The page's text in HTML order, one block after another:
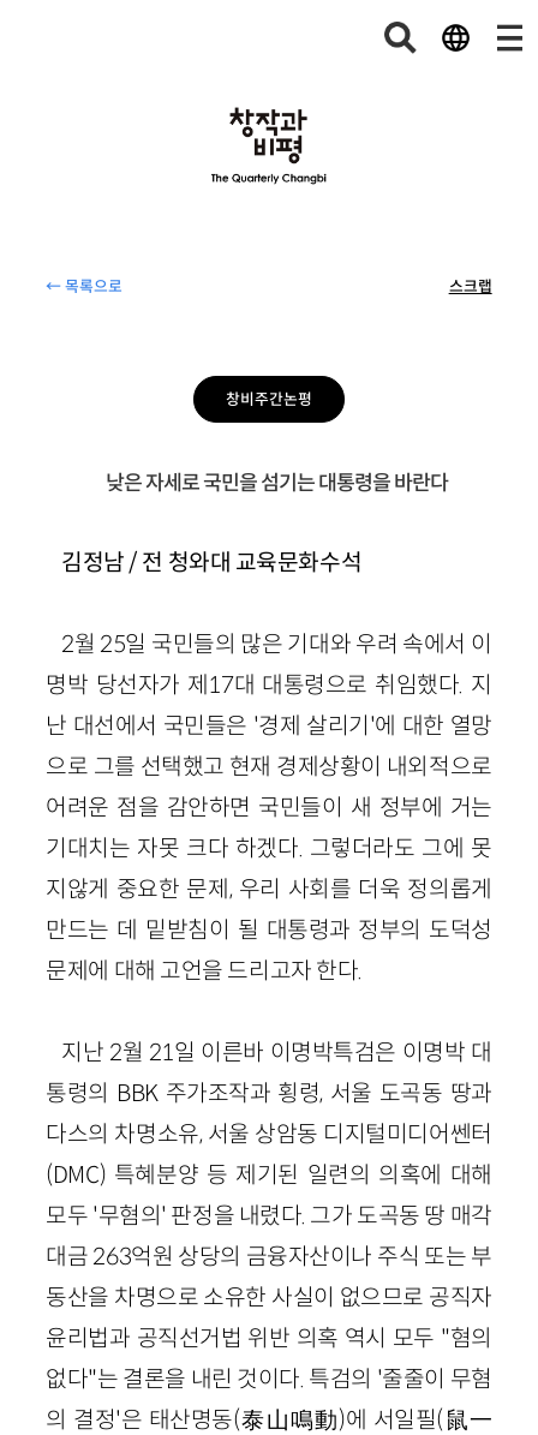
← 목록으로 스크랩
창비주간논평
낮은 자세로 국민을 섬기는 대통령을 바란다
김정남 / 전 청와대 교육문화수석
2월 25일 국민들의 많은 기대와 우려 속에서 이
명박 당선자가 제17대 대통령으로 취임했다. 지
난 대선에서 국민들은 '경제 살리기'에 대한 열망
으로 그를 선택했고 현재 경제상황이 내외적으로
어려운 점을 감안하면 국민들이 새 정부에 거는
기대치는 자못 크다 하겠다. 그렇더라도 그에 못
지않게 중요한 문제, 우리 사회를 더욱 정의롭게
만드는 데 밑받침이 될 대통령과 정부의 도덕성
문제에 대해 고언을 드리고자 한다.
지난 2월 21일 이른바 이명박특검은 이명박 대
통령의 BBK 주가조작과 횡령, 서울 도곡동 땅과
다스의 차명소유, 서울 상암동 디지털미디어쎈터
(DMC) 특혜분양 등 제기된 일련의 의혹에 대해
모두 '무혐의' 판정을 내렸다. 그가 도곡동 땅 매각
대금 263억원 상당의 금융자산이나 주식 또는 부
동산을 차명으로 소유한 사실이 없으므로 공직자
윤리법과 공직선거법 위반 의혹 역시 모두 "혐의
없다"는 결론을 내린 것이다. 특검의 '줄줄이 무혐
의 결정'은 태산명동(泰山鳴動)에 서일필(鼠一